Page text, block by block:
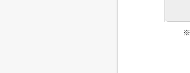
※